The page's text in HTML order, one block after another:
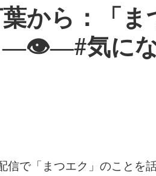
から：「ま
―👁―#気に
信で「まつエク」のことを